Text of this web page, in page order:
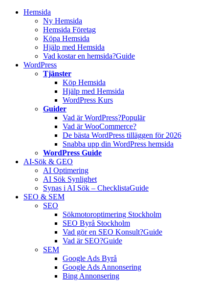
Hemsida
Ny Hemsida
Hemsida Företag
Köpa Hemsida
Hjälp med Hemsida
Vad kostar en hemsida?Guide
WordPress
Tjänster
Köp Hemsida
Hjälp med Hemsida
WordPress Kurs
Guider
Vad är WordPress?Populär
Vad är WooCommerce?
De bästa WordPress tilläggen för 2026
Snabba upp din WordPress hemsida
WordPress Guide
AI-Sök & GEO
AI Optimering
AI Sök Synlighet
Synas i AI Sök – ChecklistaGuide
SEO & SEM
SEO
Sökmotoroptimering Stockholm
SEO Byrå Stockholm
Vad gör en SEO Konsult?Guide
Vad är SEO?Guide
SEM
Google Ads Byrå
Google Ads Annonsering
Bing Annonsering